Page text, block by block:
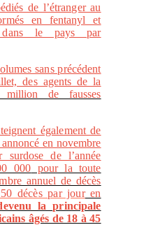
de l’étranger au
en fentanyl et
dans le pays par
sans précédent
des agents de la
million de fausses
également de
en novembre
de l’année
000 pour la toute
annuel de décès
décès par jouren
laprincipale
âgés de 18 à 45